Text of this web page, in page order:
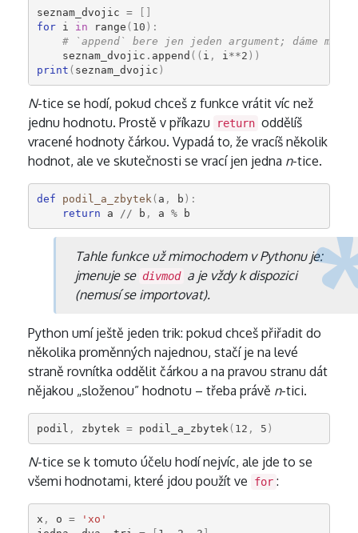
seznam_dvojic =
[]
for
i in range ( 10 ):
# `append` bere jen jeden argument; dáme mu
seznam_dvojic . append (( i , i **2 ))
print ( seznam_dvojic )
N-tice se hodí, pokud chceš z funkce vrátit víc než
jednu hodnotu. Prostě v příkazu
return oddělíš
vracené hodnoty čárkou. Vypadá to, že vracíš několik
hodnot, ale ve skutečnosti se vrací jen jedna n-tice.
def podil_a_zbytek ( a , b ):
return
a // b , a % b
Tahle funkce už mimochodem v Pythonu je:
jmenuje se divmod a je vždy k dispozici
(nemusí se importovat).
Python umí ještě jeden trik: pokud chceš přiřadit do
několika proměnných najednou, stačí je na levé
straně rovnítka oddělit čárkou a na pravou stranu dát
nějakou „složenou” hodnotu – třeba právě n-tici.
podil , zbytek = podil_a_zbytek ( 12 , 5 )
N-tice se k tomuto účelu hodí nejvíc, ale jde to se
všemi hodnotami, které jdou použít ve
for :
x , o =
'xo'